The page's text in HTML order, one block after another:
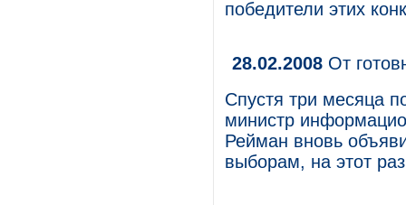
победители этих
28.02.2008 От
Спустя три месяца
министр
Рейман вновь
выборам, на этот